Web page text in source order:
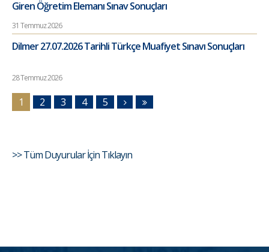
Giren Öğretim Elemanı Sınav Sonuçları
31 Temmuz 2026
Dilmer 27.07.2026 Tarihli Türkçe Muafiyet Sınavı Sonuçları
28 Temmuz 2026
1 2 3 4 5
>> Tüm Duyurular İçin Tıklayın